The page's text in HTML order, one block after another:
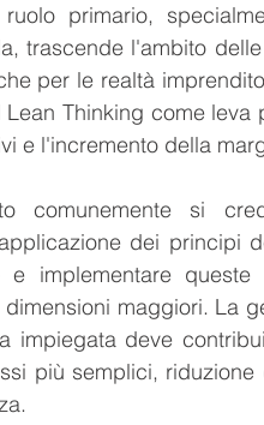
primario,
trascende l'ambito
per le realtà
Thinking come
e l'incremento della
comunemente si
dei principi
e implementare
maggiori. La
impiegata deve
più semplici,